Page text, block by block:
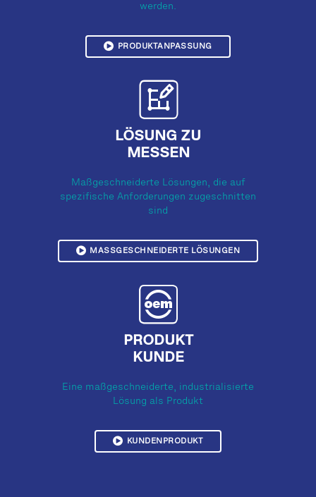
werden.
PRODUKTANPASSUNG
LÖSUNG ZU
MESSEN
Maßgeschneiderte Lösungen, die auf
spezifische Anforderungen zugeschnitten
sind
MASSGESCHNEIDERTE LÖSUNGEN
PRODUKT
KUNDE
Eine maßgeschneiderte, industrialisierte
Lösung als Produkt
KUNDENPRODUKT